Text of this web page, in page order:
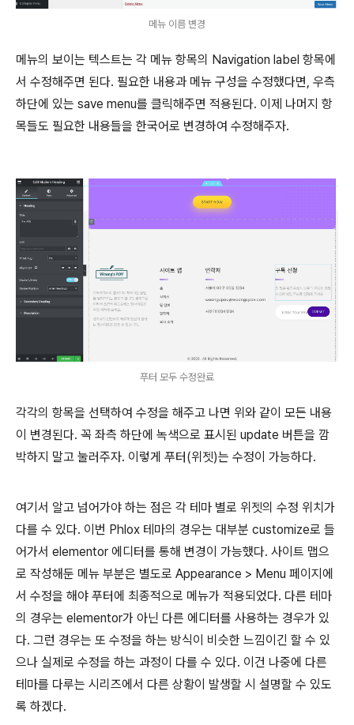
메뉴 이름 변경
메뉴의 보이는 텍스트는 각 메뉴 항목의 Navigation label 항목에
서 수정해주면 된다. 필요한 내용과 메뉴 구성을 수정했다면, 우측
하단에 있는 save menu를 클릭해주면 적용된다. 이제 나머지 항
목들도 필요한 내용들을 한국어로 변경하여 수정해주자.
푸터 모두 수정완료
각각의 항목을 선택하여 수정을 해주고 나면 위와 같이 모든 내용
이 변경된다. 꼭 좌측 하단에 녹색으로 표시된 update 버튼을 깜
박하지 말고 눌러주자. 이렇게 푸터(위젯)는 수정이 가능하다.
여기서 알고 넘어가야 하는 점은 각 테마 별로 위젯의 수정 위치가
다를 수 있다. 이번 Phlox 테마의 경우는 대부분 customize로 들
어가서 elementor 에디터를 통해 변경이 가능했다. 사이트 맵으
로 작성해둔 메뉴 부분은 별도로 Appearance > Menu 페이지에
서 수정을 해야 푸터에 최종적으로 메뉴가 적용되었다. 다른 테마
의 경우는 elementor가 아닌 다른 에디터를 사용하는 경우가 있
다. 그런 경우는 또 수정을 하는 방식이 비슷한 느낌이긴 할 수 있
으나 실제로 수정을 하는 과정이 다를 수 있다. 이건 나중에 다른
테마를 다루는 시리즈에서 다른 상황이 발생할 시 설명할 수 있도
록 하겠다.